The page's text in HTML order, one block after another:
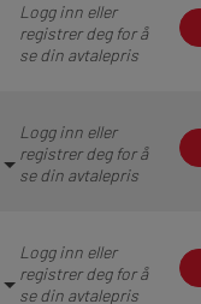
Logg inn eller
registrer deg for å
se din avtalepris
Logg inn eller
registrer deg for å
se din avtalepris
Logg inn eller
registrer deg for å
se din avtalepris